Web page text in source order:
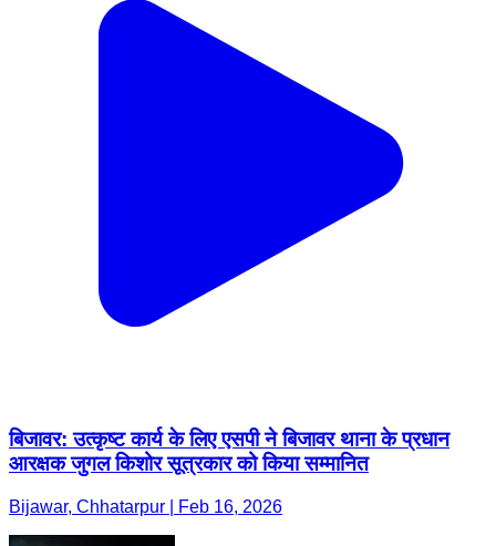
बिजावर: उत्कृष्ट कार्य के लिए एसपी ने बिजावर थाना के प्रधान
आरक्षक जुगल किशोर सूत्रकार को किया सम्मानित
Bijawar, Chhatarpur | Feb 16, 2026